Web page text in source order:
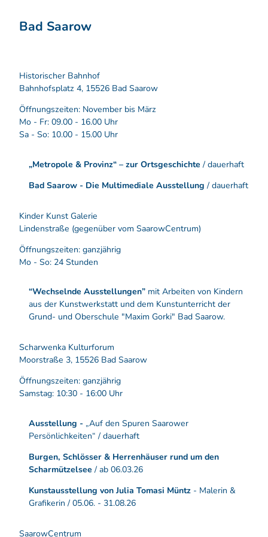
Bad Saarow
Historischer Bahnhof
Bahnhofsplatz 4, 15526 Bad Saarow
Öffnungszeiten: November bis März
Mo - Fr: 09.00 - 16.00 Uhr
Sa - So: 10.00 - 15.00 Uhr
„Metropole & Provinz“ – zur Ortsgeschichte / dauerhaft
Bad Saarow - Die Multimediale Ausstellung / dauerhaft
Kinder Kunst Galerie
Lindenstraße (gegenüber vom SaarowCentrum)
Öffnungszeiten: ganzjährig
Mo - So: 24 Stunden
“Wechselnde Ausstellungen” mit Arbeiten von Kindern
aus der Kunstwerkstatt und dem Kunstunterricht der
Grund- und Oberschule "Maxim Gorki" Bad Saarow.
Scharwenka Kulturforum
Moorstraße 3, 15526 Bad Saarow
Öffnungszeiten: ganzjährig
Samstag: 10:30 - 16:00 Uhr
Ausstellung - „Auf den Spuren Saarower
Persönlichkeiten“ / dauerhaft
Burgen, Schlösser & Herrenhäuser rund um den
Scharmützelsee / ab 06.03.26
Kunstausstellung von Julia Tomasi Müntz - Malerin &
Grafikerin / 05.06. - 31.08.26
SaarowCentrum